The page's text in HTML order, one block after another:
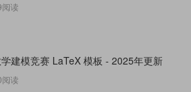
读
建模竞赛 LaTeX 模板 - 2025年更新
读